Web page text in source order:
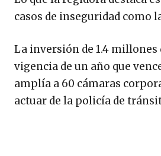
casos de inseguridad como
La inversión de 1.4
vigencia de un año que
amplía a 60 cámaras
actuar de la policía de